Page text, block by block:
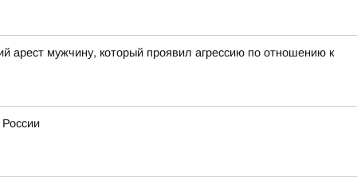
арест мужчину, который проявил агрессию по отношению к